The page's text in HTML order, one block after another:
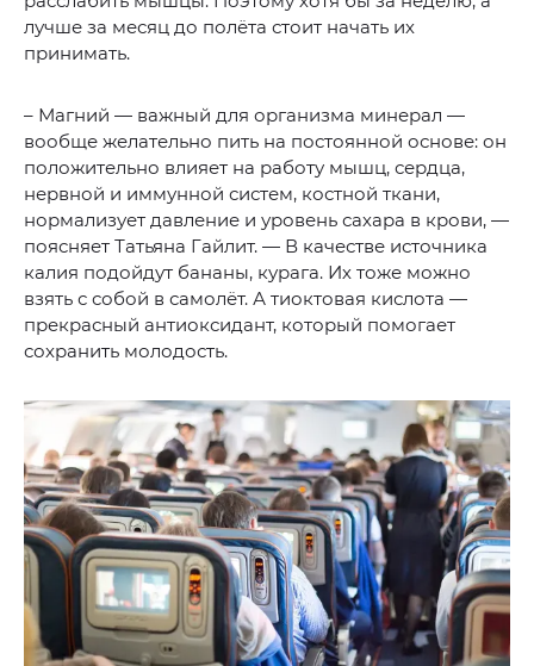
лучше за месяц до полёта стоит начать их
принимать.
– Магний — важный для организма минерал —
вообще желательно пить на постоянной основе: он
положительно влияет на работу мышц, сердца,
нервной и иммунной систем, костной ткани,
нормализует давление и уровень сахара в крови, —
поясняет Татьяна Гайлит. — В качестве источника
калия подойдут бананы, курага. Их тоже можно
взять с собой в самолёт. А тиоктовая кислота —
прекрасный антиоксидант, который помогает
сохранить молодость.